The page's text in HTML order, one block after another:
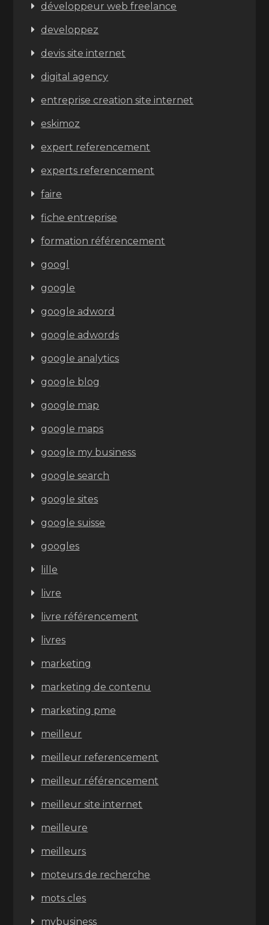
développeur web freelance
developpez
devis site internet
digital agency
entreprise creation site internet
eskimoz
expert referencement
experts referencement
faire
fiche entreprise
formation référencement
googl
google
google adword
google adwords
google analytics
google blog
google map
google maps
google my business
google search
google sites
google suisse
googles
lille
livre
livre référencement
livres
marketing
marketing de contenu
marketing pme
meilleur
meilleur referencement
meilleur référencement
meilleur site internet
meilleure
meilleurs
moteurs de recherche
mots cles
mybusiness